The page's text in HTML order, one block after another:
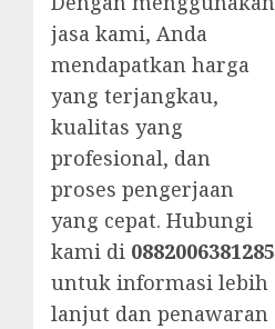
jasa kami, Anda
mendapatkan harga
yang terjangkau,
kualitas yang
profesional, dan
proses pengerjaan
yang cepat. Hubungi
kami di 0882006381285
untuk informasi lebih
lanjut dan penawaran